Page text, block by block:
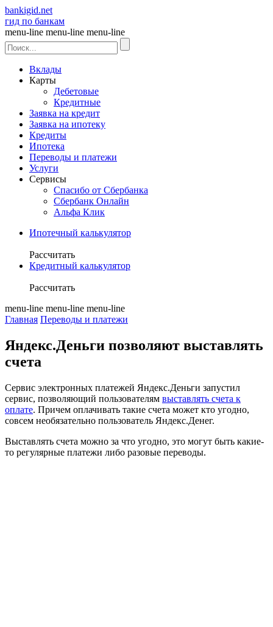
bankigid.net
гид по банкам
menu-line menu-line menu-line
Вклады
Карты
Дебетовые
Кредитные
Заявка на кредит
Заявка на ипотеку
Кредиты
Ипотека
Переводы и платежи
Услуги
Сервисы
Спасибо от Сбербанка
Сбербанк Онлайн
Альфа Клик
Ипотечный калькулятор
Рассчитать
Кредитный калькулятор
Рассчитать
menu-line menu-line menu-line
Главная Переводы и платежи
Яндекс.Деньги позволяют выставлять
счета
Сервис электронных платежей Яндекс.Деньги запустил
сервис, позволяющий пользователям выставлять счета к
оплате. Причем оплачивать такие счета может кто угодно,
совсем необязательно пользователь Яндекс.Денег.
Выставлять счета можно за что угодно, это могут быть какие-
то регулярные платежи либо разовые переводы.